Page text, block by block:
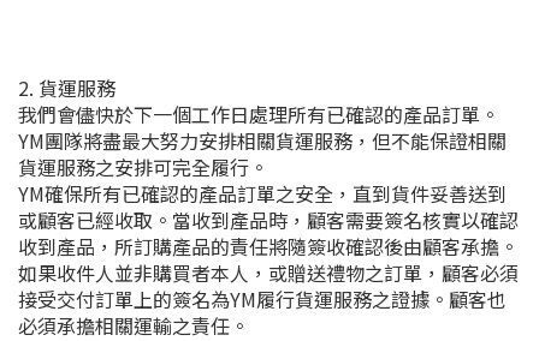
2. 貨運服務
我們會儘快於下一個工作日處理所有已確認的產品訂單。
YM團隊將盡最大努力安排相關貨運服務，但不能保證相關
貨運服務之安排可完全履行。
YM確保所有已確認的產品訂單之安全，直到貨件妥善送到
或顧客已經收取。當收到產品時，顧客需要簽名核實以確認
收到產品，所訂購產品的責任將隨簽收確認後由顧客承擔。
如果收件人並非購買者本人，或贈送禮物之訂單，顧客必須
接受交付訂單上的簽名為YM履行貨運服務之證據。顧客也
必須承擔相關運輸之責任。